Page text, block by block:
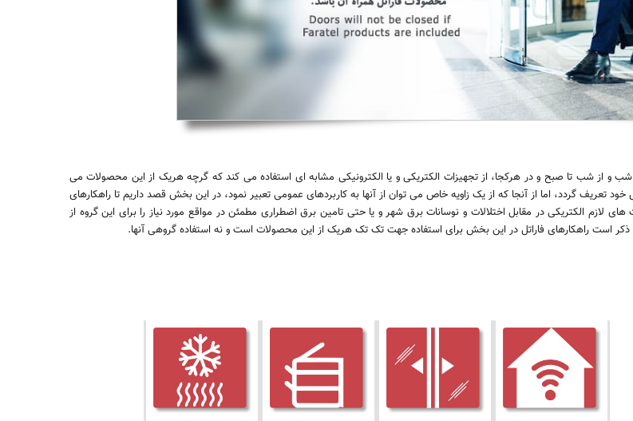
شب و از شب تا صبح و در هرکجا، از تجهیزات الکتریکی و یا الکترونیکی مشابه ای استفاده می کند که گرچه هریک از این محصولات می
تعریف گردد، اما از آنجا که از یک زاویه خاص می توان از آنها به کاربردهای عمومی تعبیر نمود، در این بخش قصد داریم تا راهکارهای
لازم الکتریکی در مقابل اختلالات و نوسانات برق شهر و یا حتی تامین برق اضطراری مطمئن در مواقع مورد نیاز را برای این گروه از
ذکر است راهکارهای فاراتل در این بخش برای استفاده جهت تک تک هریک از این محصولات است و نه استفاده گروهی آنها.